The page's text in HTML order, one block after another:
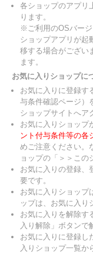
各ショップのアプリ
ります。
※ご利用のOSバー
ショップアプリが起
移する場合がござい
ます。
お気に入りショップに
お気に入りに登録す
与条件確認ページ）
ショップサイトへア
お気に入りショップ
ント付与条件等の各
めご注意ください。
ョップの「＞＞この
お気に入りの登録、
要です。
お気に入りショップ
ップは、お気に入り
お気に入りを解除す
入り解除」ボタンで
お気に入りに登録し
入りショップ一覧か